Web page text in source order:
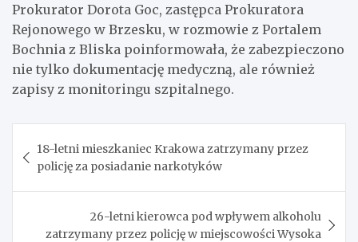
Prokurator Dorota Goc, zastępca Prokuratora
Rejonowego w Brzesku, w rozmowie z Portalem
Bochnia z Bliska poinformowała, że zabezpieczono
nie tylko dokumentację medyczną, ale również
zapisy z monitoringu szpitalnego.
wpisu
18-letni mieszkaniec Krakowa zatrzymany przez
policję za posiadanie narkotyków
26-letni kierowca pod wpływem alkoholu
zatrzymany przez policję w miejscowości Wysoka